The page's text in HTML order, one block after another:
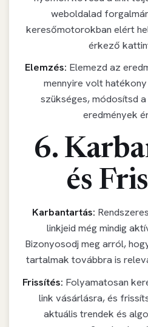
weboldalad
keresőmotorokban elért
érkező
Elemzés: Elemezd az
mennyire volt
szükséges, módosítsd
eredmények
6.
és
Karbantartás:
linkjeid még mindig
Bizonyosodj meg arról,
tartalmak továbbra is
Frissítés: Folyamatosan
link vásárlásra, és
aktuális trendek és